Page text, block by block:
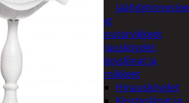
Öljyt
Perävaunutarvikkeet
Hinausköydet,
kiristysliinat ja
kiinnikkeet
Hinausköydet